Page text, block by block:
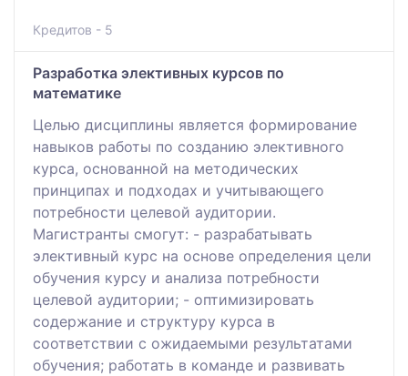
Кредитов - 5
Разработка элективных курсов по
математике
Целью дисциплины является формирование
навыков работы по созданию элективного
курса, основанной на методических
принципах и подходах и учитывающего
потребности целевой аудитории.
Магистранты смогут: - разрабатывать
элективный курс на основе определения цели
обучения курсу и анализа потребности
целевой аудитории; - оптимизировать
содержание и структуру курса в
соответствии с ожидаемыми результатами
обучения; работать в команде и развивать